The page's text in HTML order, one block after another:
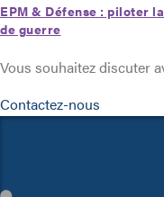
EPM & Défense : piloter
de guerre
Vous souhaitez discuter
Contactez-nous